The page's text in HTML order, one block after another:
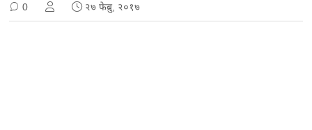
0 २७ फेब्रु, २०१७